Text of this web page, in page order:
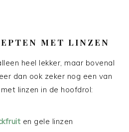
MET LINZEN
heel lekker, maar bovenal
dan ook zeker nog een van
linzen in de hoofdrol:
en gele linzen